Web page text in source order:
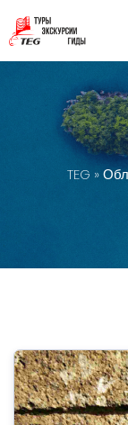
TEG »